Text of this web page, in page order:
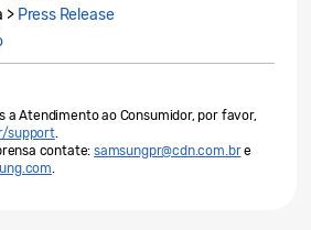
> Press Release
a Atendimento ao Consumidor, por favor,
support.
contate: samsungpr@cdn.com.bre
.